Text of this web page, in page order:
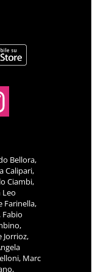
Bellora,
Calipari,
Ciambi,
Leo
Farinella,
Jorrioz,
Marc